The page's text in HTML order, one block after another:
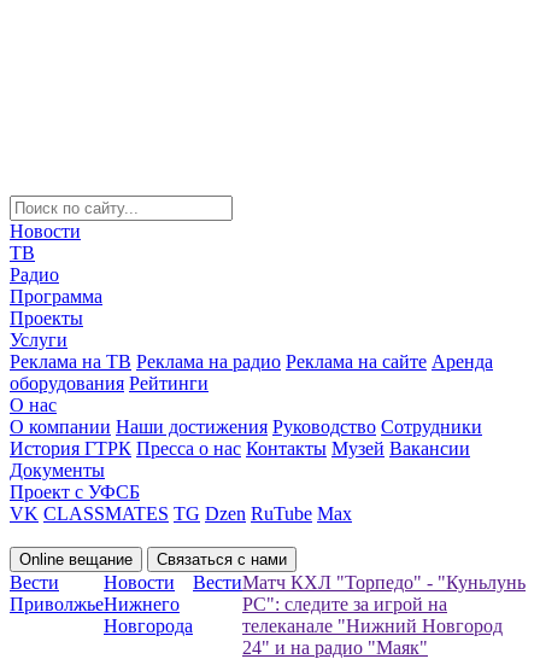
Новости
ТВ
Радио
Программа
Проекты
Услуги
Реклама на ТВ Реклама на радио Реклама на сайте Аренда
оборудования Рейтинги
О нас
О компании Наши достижения Руководство Сотрудники
История ГТРК Пресса о нас Контакты Музей Вакансии
Документы
Проект с УФСБ
VK CLASSMATES TG Dzen RuTube Max
Online вещание Связаться с нами
Вести
Приволжье
Новости
Нижнего
Новгорода
ВестиМатч КХЛ "Торпедо" - "Куньлунь
РС": следите за игрой на
телеканале "Нижний Новгород
24" и на радио "Маяк"